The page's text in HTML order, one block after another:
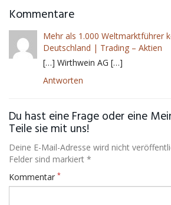
Kommentare
Mehr als 1.000 Weltmarktführer
Deutschland | Trading – Aktien
[…] Wirthwein AG […]
Antworten
Du hast eine Frage oder eine
Teile sie mit uns!
Deine E-Mail-Adresse wird nicht
Felder sind markiert *
Kommentar *